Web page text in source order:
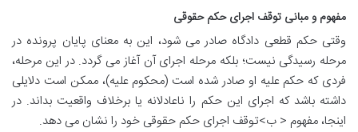
مفهوم و مبانی توقف اجرای حکم حقوقی
وقتی حکم قطعی دادگاه صادر می شود، این به معنای پایان پرونده در
مرحله رسیدگی نیست؛ بلکه مرحله اجرای آن آغاز می گردد. در این مرحله،
فردی که حکم علیه او صادر شده است (محکوم علیه)، ممکن است دلایلی
داشته باشد که اجرای این حکم را ناعادلانه یا برخلاف واقعیت بداند. در
اینجا، مفهوم < ب>توقف اجرای حکم حقوقی خود را نشان می دهد.